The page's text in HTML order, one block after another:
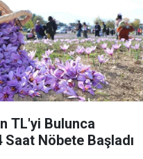
TL'yi Bulunca
Nöbete Başladı